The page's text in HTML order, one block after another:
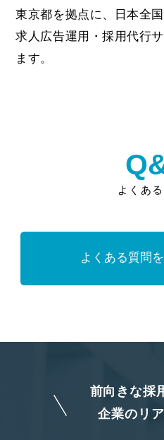
東京都を拠点に、日本全
求人広告運用・採用代行
ます。
よくあ
よくある質問
前向きな
企業のリ